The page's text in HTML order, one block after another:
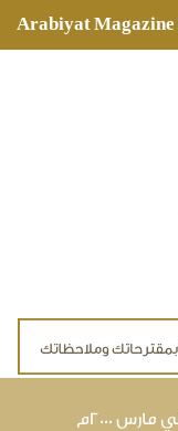
٢٠٠٠م